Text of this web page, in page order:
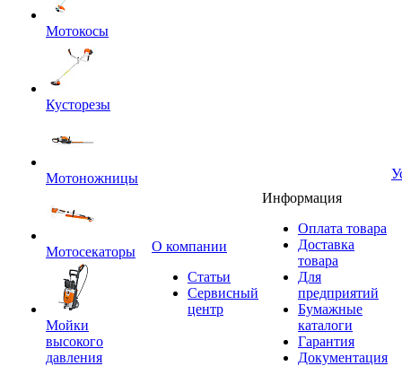
Мотокосы
Кусторезы
Мотоножницы
Мотосекаторы
Мойки
высокого
давления
O компании
Статьи
Сервисный
центр
Информация
Оплата товара
Доставка
товара
Для
предприятий
Бумажные
каталоги
Гарантия
Документация